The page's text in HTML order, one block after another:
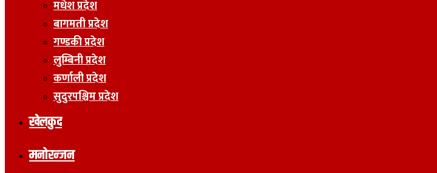
मधेश प्रदेश
बागमती प्रदेश
गण्डकी प्रदेश
लुम्बिनी प्रदेश
कर्णाली प्रदेश
सुदुरपश्चिम प्रदेश
खेलकुद
मनोरन्जन